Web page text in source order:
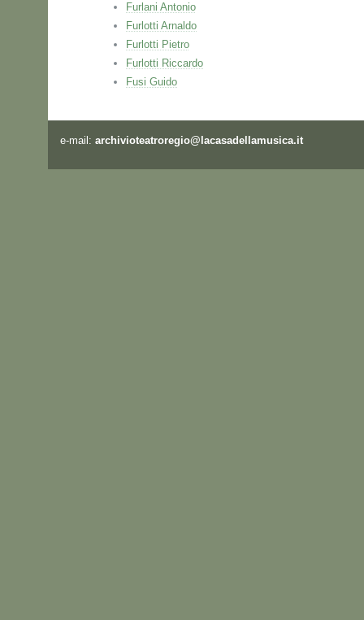
Furlani Antonio
Furlotti Arnaldo
Furlotti Pietro
Furlotti Riccardo
Fusi Guido
e-mail: archivioteatroregio@lacasadellamusica.it